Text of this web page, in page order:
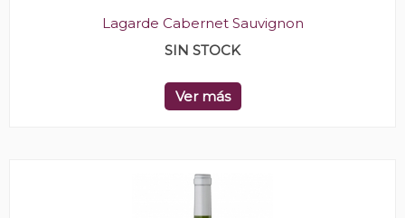
Lagarde Cabernet Sauvignon
SIN STOCK
Ver más